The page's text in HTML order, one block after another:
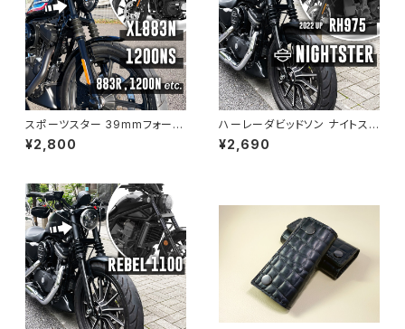
スポーツスター 39mmフォーク
用 アッパーフォークカバー｜ハ
ーレー
¥2,800
ハーレーダビッドソン ナイトスタ
ー用 アッパーフォークカバー｜
RH975
¥2,690